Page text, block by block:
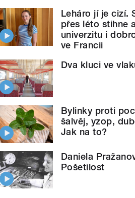
Leháro jí je cizí.
přes léto stihne
univerzitu i
ve Francii
Dva kluci ve
Bylinky proti
šalvěj, yzop,
Jak na to?
Daniela
Pošetilost